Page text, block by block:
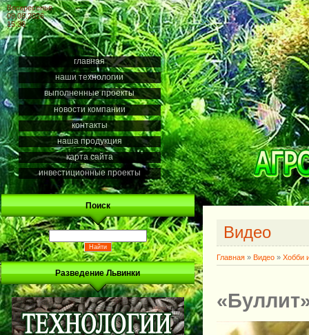
Воскресенье
09.08.2026
15:36
главная
наши технологии
выполненные проекты
новости компании
контакты
наша продукция
карта сайта
инвестиционные проекты
Поиск
Разведение Львинки
Видео
Главная » Видео » Хобби